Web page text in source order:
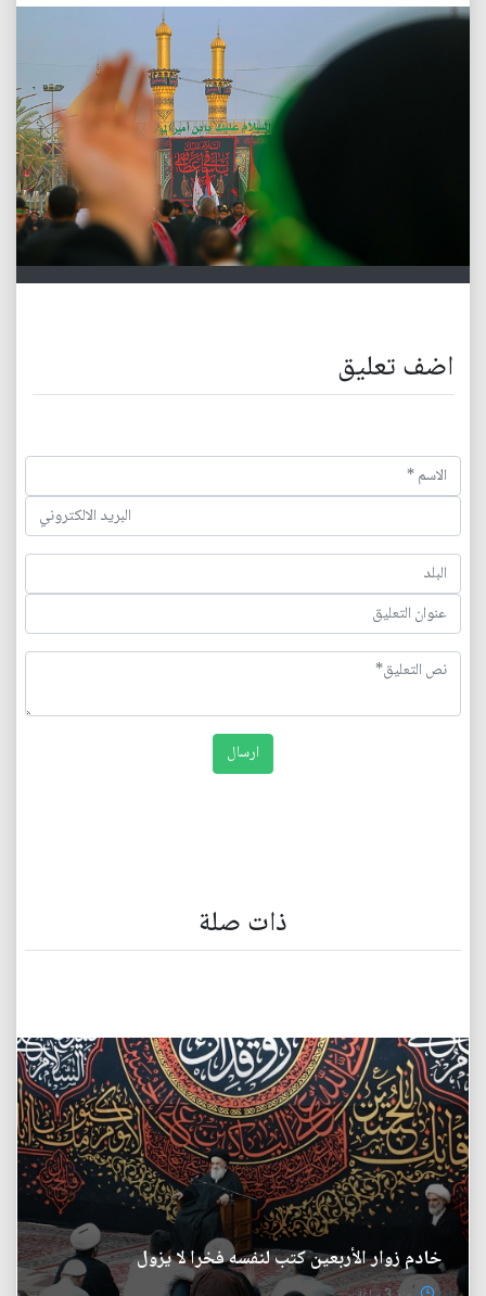
اضف تعليق
ذات صلة
خادم زوار الأربعين كتب لنفسه فخرا لا يزول